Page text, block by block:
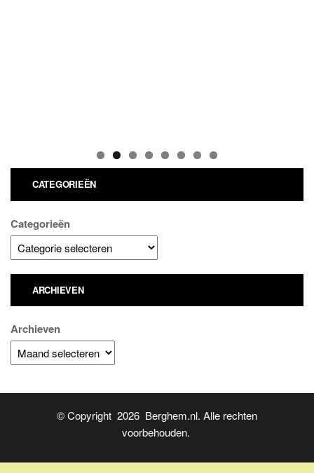
CATEGORIEËN
Categorieën
ARCHIEVEN
Archieven
© Copyright 2026 Berghem.nl. Alle rechten
voorbehouden.